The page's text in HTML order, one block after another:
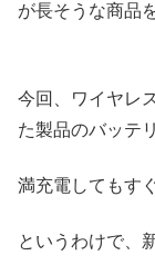
が長そうな商品
今回、ワイヤレ
た製品のバッテ
満充電してもす
というわけで、